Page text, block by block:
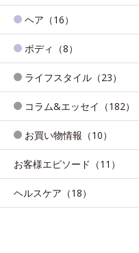
ヘア（16）
ボディ（8）
ライフスタイル（23）
コラム&エッセイ（182）
お買い物情報（10）
お客様エピソード（11）
ヘルスケア（18）